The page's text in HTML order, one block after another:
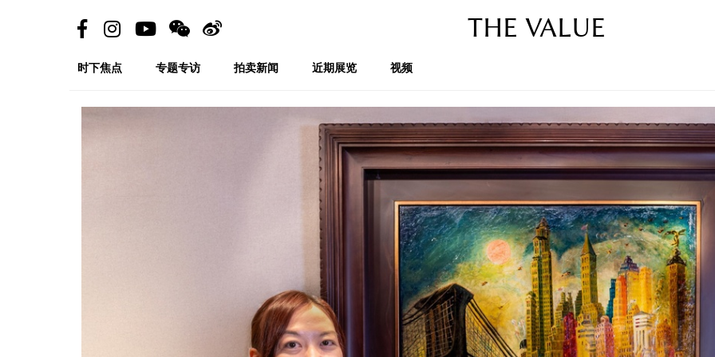
THE VALUE
时下焦点 专题专访 拍卖新闻 近期展览 视频